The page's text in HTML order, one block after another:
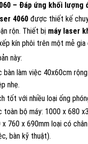
– Đáp ứng khối lượng
4060 được thiết kế
rộn. Thiết bị máy laser
kín phôi trên một mẻ gia
này:
bàn làm việc 40x60cm
nhẹ.
tốt với nhiều loại ống
toàn bộ máy: 1000 x 680
x 760 x 690mm loại có
bàn kỹ thuật).